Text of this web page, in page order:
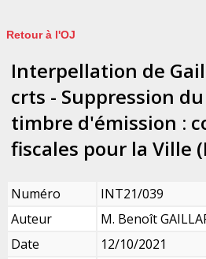
Retour à l'OJ
Interpellation de
crts - Suppression
timbre d'émission :
fiscales pour la Ville
Numéro
INT21/039
Auteur
M. Benoît
Date
12/10/2021